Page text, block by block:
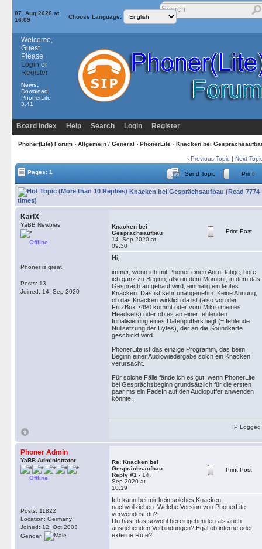
07. Aug 2026 at
16:09
Choose Language:
Welcome,
Guest.
Please
Login or
Register
News:
Download
PhonerLite
3.41
Board Index Help Search Login Register
Phoner(Lite) Forum› Allgemein / General › PhonerLite› Knacken bei
‹ Previous Topic | Next
Pages: 1 Send Topic Print
Knacken bei Gesprächsaufbau (Read 7774
times)
KarlX
YaBB Newbies
Offline
Phoner is great!
Posts: 13
Joined: 14. Sep 2020
Knacken bei
Gesprächsaufbau
14. Sep 2020 at
09:30
Print Post
Hi,
immer, wenn ich mit Phoner einen Anruf tätige, höre
ich ganz zu Beginn, also in dem Moment, in dem das
Gespräch aufgebaut wird, einmalig ein lautes
Knacken. Das ist sehr unangenehm. Keine Ahnung,
ob das Knacken wirklich da ist (also von der
FritzBox 7490 kommt oder vom Mikro meines
Headsets) oder ob es an einer fehlenden
Initialisierung eines Datenpuffers liegt (= fehlende
Nullsetzung der Bytes), der an die Soundkarte
geschickt wird.
PhonerLite ist das einzige Programm, das beim
Beginn einer Audiowiedergabe solch ein Knacken
verursacht.
Für solche Fälle fände ich es gut, wenn PhonerLite
bei Gesprächsbeginn grundsätzlich für die ersten
paar ms ein FadeIn auf den Audiopuffer anwenden
könnte.
IP Logged
Phoner Admin
YaBB Administrator
Offline
Posts: 11822
Location: Germany
Joined: 12. Oct 2003
Gender:
Re: Knacken bei
Gesprächsaufbau
Reply #1 - 14.
Sep 2020 at
10:19
Print Post
Ich kann bei mir kein solches Knacken
nachvollziehen. Welche Version von PhonerLite
verwendest du?
Du hast das sowohl bei eingehenden als auch
ausgehenden Verbindungen? Egal ob interne oder
externe Rufe?